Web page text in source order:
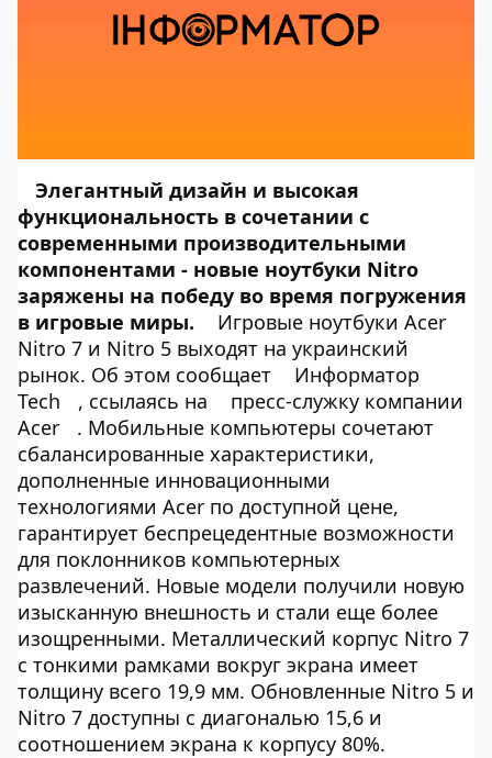
Элегантный дизайн и высокая
функциональность в сочетании с
современными производительными
компонентами - новые ноутбуки Nitro
заряжены на победу во время погружения
в игровые миры.
Игровые ноутбуки Acer
Nitro 7 и Nitro 5 выходят на украинский
рынок. Об этом сообщает
Информатор
Tech
, ссылаясь на
пресс-служку компании
Acer
. Мобильные компьютеры сочетают
сбалансированные характеристики,
дополненные инновационными
технологиями Acer по доступной цене,
гарантирует беспрецедентные возможности
для поклонников компьютерных
развлечений. Новые модели получили новую
изысканную внешность и стали еще более
изощренными. Металлический корпус Nitro 7
с тонкими рамками вокруг экрана имеет
толщину всего 19,9 мм. Обновленные Nitro 5 и
Nitro 7 доступны с диагональю 15,6 и
соотношением экрана к корпусу 80%.